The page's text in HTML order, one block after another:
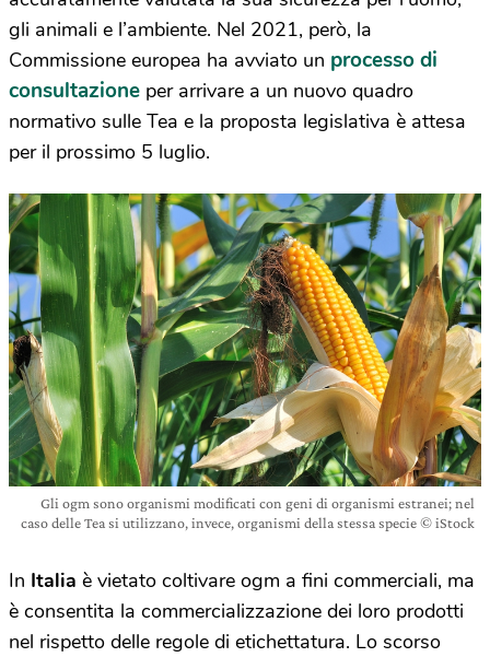
gli animali e l’ambiente. Nel 2021, però, la
Commissione europea ha avviato un processo di
consultazione per arrivare a un nuovo quadro
normativo sulle Tea e la proposta legislativa è attesa
per il prossimo 5 luglio.
Gli ogm sono organismi modificati con geni di organismi estranei; nel
caso delle Tea si utilizzano, invece, organismi della stessa specie © iStock
In Italia è vietato coltivare ogm a fini commerciali, ma
è consentita la commercializzazione dei loro prodotti
nel rispetto delle regole di etichettatura. Lo scorso